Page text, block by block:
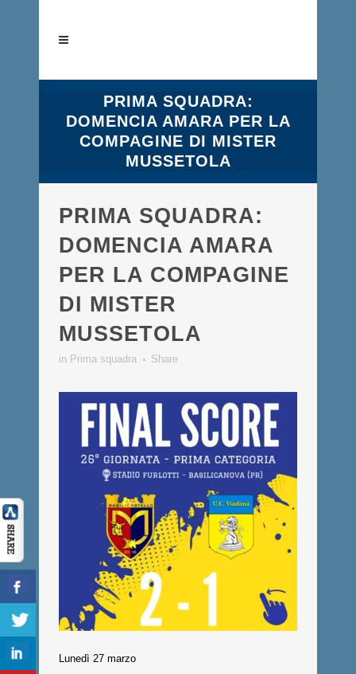
PRIMA SQUADRA:
DOMENCIA AMARA PER LA
COMPAGINE DI MISTER
MUSSETOLA
PRIMA SQUADRA:
DOMENCIA AMARA
PER LA COMPAGINE
DI MISTER
MUSSETOLA
in Prima squadra Share
Lunedì 27 marzo